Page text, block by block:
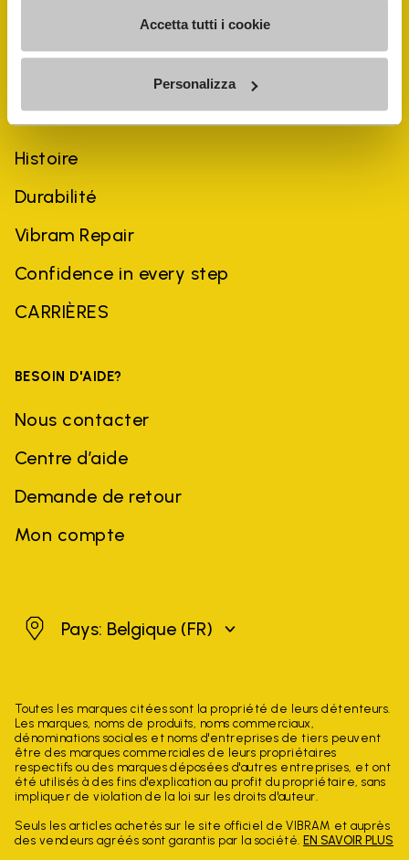
Accetta tutti i cookie
Personalizza
ENTREPRISE
Histoire
Durabilité
Vibram Repair
Confidence in every step
CARRIÈRES
BESOIN D'AIDE?
Nous contacter
Centre d’aide
Demande de retour
Mon compte
BelgiquePays: Belgique (FR)
Toutes les marques citées sont la propriété de leurs détenteurs.
Les marques, noms de produits, noms commerciaux,
dénominations sociales et noms d'entreprises de tiers peuvent
être des marques commerciales de leurs propriétaires
respectifs ou des marques déposées d'autres entreprises, et ont
été utilisés à des fins d'explication au profit du propriétaire, sans
impliquer de violation de la loi sur les droits d'auteur.
Seuls les articles achetés sur le site officiel de VIBRAM et auprès
des vendeurs agréés sont garantis par la société. EN SAVOIR PLUS